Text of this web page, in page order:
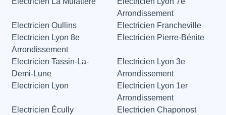
Arrondissement
Electricien Oullins
Electricien Francheville
Electricien Lyon 8e
Arrondissement
Electricien Pierre-Bénite
Electricien Tassin-La-
Demi-Lune
Electricien Lyon 3e
Arrondissement
Electricien Lyon
Electricien Lyon 1er
Arrondissement
Electricien Écully
Electricien Chaponost